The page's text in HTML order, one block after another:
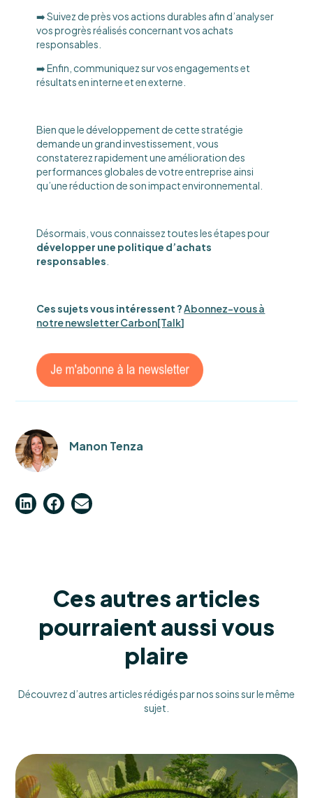
➡️ Suivez de près vos actions durables afin d’analyser
vos progrès réalisés concernant vos achats
responsables.
➡️ Enfin, communiquez sur vos engagements et
résultats en interne et en externe.
Bien que le développement de cette stratégie
demande un grand investissement, vous
constaterez rapidement une amélioration des
performances globales de votre entreprise ainsi
qu’une réduction de son impact environnemental.
Désormais, vous connaissez toutes les étapes pour
développer une politique d’achats
responsables
Ces sujets vous intéressent ?Abonnez-vous à
notre newsletter Carbon[Talk]
Manon Tenza
Ces autres articles
pourraient aussi vous
plaire
Découvrez d’autres articles rédigés par nos soins sur le même
sujet.